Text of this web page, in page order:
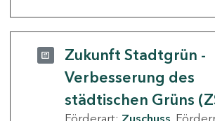
Zukunft Stadtgrün -
Verbesserung des
städtischen Grüns